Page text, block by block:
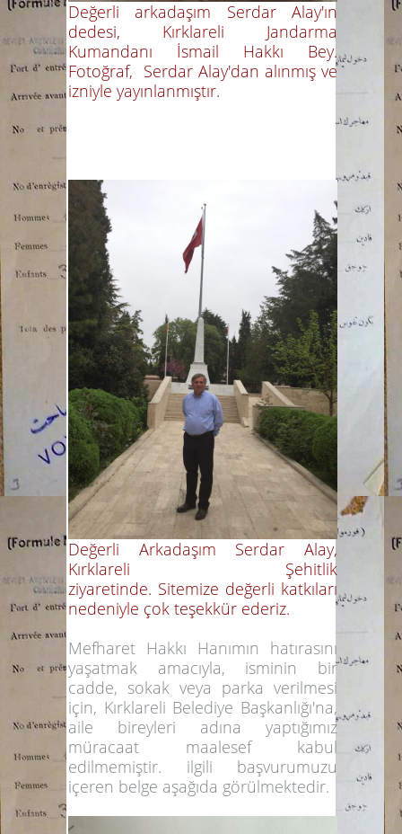
Değerli arkadaşım Serdar Alay'ın
dedesi, Kırklareli Jandarma
Kumandanı İsmail Hakkı Bey.
Fotoğraf, Serdar Alay'dan alınmış ve
izniyle yayınlanmıştır.
Değerli Arkadaşım Serdar Alay,
Kırklareli Şehitlik
ziyaretinde. Sitemize değerli katkıları
nedeniyle çok teşekkür ederiz.
Mefharet Hakkı Hanımın hatırasını
yaşatmak amacıyla, isminin bir
cadde, sokak veya parka verilmesi
için, Kırklareli Belediye Başkanlığı'na,
aile bireyleri adına yaptığımız
müracaat maalesef kabul
edilmemiştir. ilgili başvurumuzu
içeren belge aşağıda görülmektedir.